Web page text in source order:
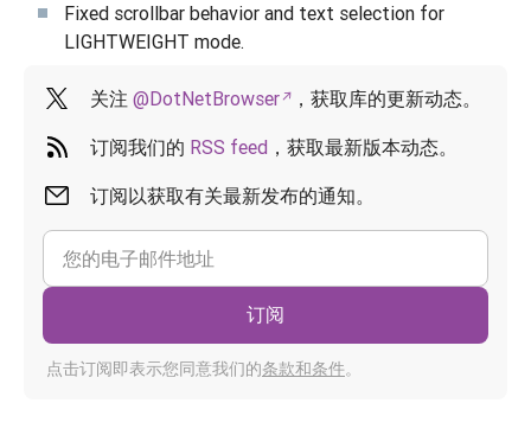
Fixed scrollbar behavior and text selection for
LIGHTWEIGHT mode.
关注 @DotNetBrowser ，获取库的更新动态。
订阅我们的 RSS feed ，获取最新版本动态。
订阅以获取有关最新发布的通知。
订阅
点击订阅即表示您同意我们的条款和条件。